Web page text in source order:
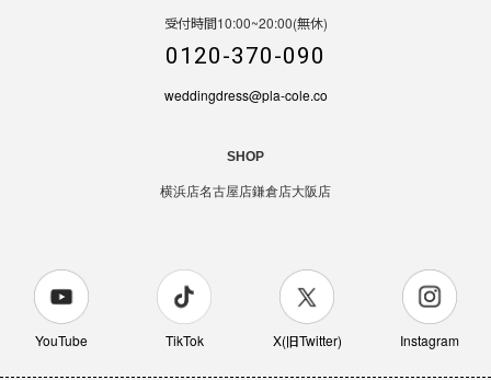
受付時間10:00~20:00(無休)
0120-370-090
weddingdress@pla-cole.co
SHOP
横浜店名古屋店鎌倉店大阪店
YouTube TikTok X(旧Twitter) Instagram